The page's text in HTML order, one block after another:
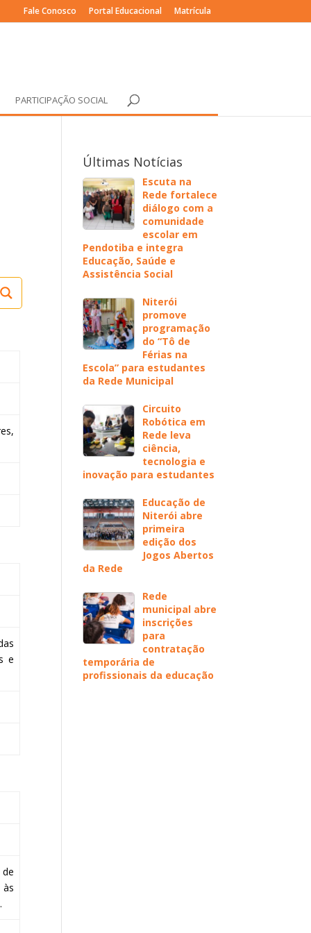
Fale Conosco Portal Educacional Matrícula
PARTICIPAÇÃO SOCIAL
e
Últimas Notícias
Escuta na
Rede fortalece
diálogo com a
comunidade
escolar em
Pendotiba e integra
Educação, Saúde e
Assistência Social
Niterói
promove
programação
do “Tô de
Férias na
Escola” para estudantes
da Rede Municipal
Circuito
Robótica em
Rede leva
ciência,
tecnologia e
inovação para estudantes
Educação de
Niterói abre
primeira
edição dos
Jogos Abertos
da Rede
Rede
municipal abre
inscrições
para
contratação
temporária de
profissionais da educação